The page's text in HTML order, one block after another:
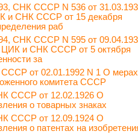
СНК СССР N 536 от
и СНК СССР от 15 декабря
раб
СНК СССР N 595 от
ЦИК и СНК СССР от 5 октября
за
СССР от 02.01.1992 N 1 О
комитета СССР
СССР от 12.02.1926 О
о товарных знаках
СССР от 12.09.1924 О
о патентах на